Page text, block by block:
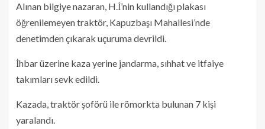
Alınan bilgiye nazaran, H.İ’nin kullandığı plakası
öğrenilemeyen traktör, Kapuzbaşı Mahallesi’nde
denetimden çıkarak uçuruma devrildi.
İhbar üzerine kaza yerine jandarma, sıhhat ve itfaiye
takımları sevk edildi.
Kazada, traktör şoförü ile römorkta bulunan 7 kişi
yaralandı.